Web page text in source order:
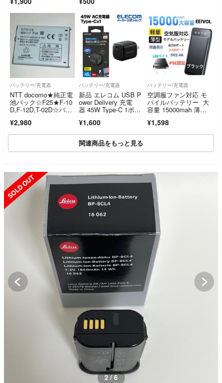
バッテリー/充電器
NTT docomo★純正電
池パック☆F25★F-10
D,F-12D,T-02D☆バッ
無料
¥2,980
バッテリー/充電器
新品 エレコム USB P
ower Delivery 充電
器 45W Type-C 1ポー
¥1,600
バッテリー/充電器
空調服ファン対応 モ
バイルバッテリー 大
容量 15000mah 薄
ト PSE認証 ブラッ
ク 新品！
¥1,598
関連商品をもっと見る
SOLD OUT
2 / 6